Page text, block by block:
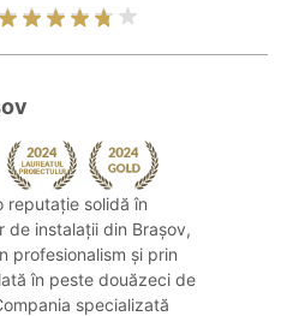
reputație solidă în
de instalații din Brașov,
profesionalism și prin
în peste douăzeci de
specializată